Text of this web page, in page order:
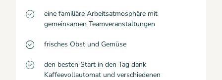
eine familiäre Arbeitsatmosphäre mit
gemeinsamen Teamveranstaltungen
frisches Obst und Gemüse
den besten Start in den Tag dank
Kaffeevollautomat und verschiedenen